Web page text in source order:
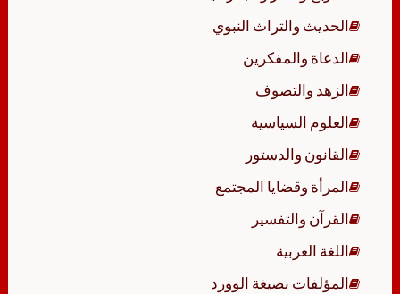
الحديث والتراث النبوي
الدعاة والمفكرين
الزهد والتصوف
العلوم السياسية
القانون والدستور
المرأة وقضايا المجتمع
القرآن والتفسير
اللغة العربية
المؤلفات بصيغة الوورد